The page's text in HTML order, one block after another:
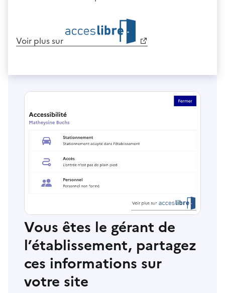
Voir plus sur
Vous êtes le gérant de
l’établissement, partagez
ces informations sur
votre site